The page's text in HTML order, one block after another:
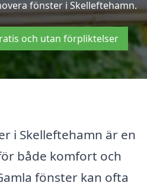
fönster i Skelleftehamn.
och utan förpliktelser
i Skelleftehamn är en
både komfort och
fönster kan ofta